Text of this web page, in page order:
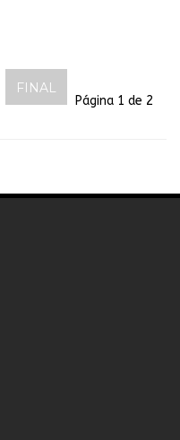
FINAL
Página 1 de 2